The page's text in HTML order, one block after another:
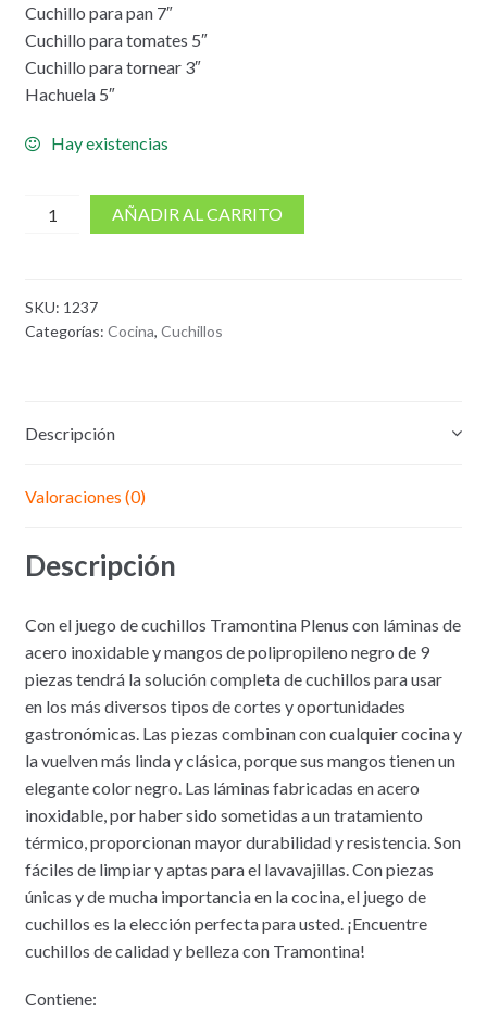
Cuchillo para pan 7″
Cuchillo para tomates 5″
Cuchillo para tornear 3″
Hachuela 5″
Hay existencias
cantidad
cuchillos
Tramontina
Plenus
AÑADIR AL CARRITO
SKU: 1237
Categorías: Cocina, Cuchillos
Descripción
Valoraciones (0)
Descripción
Con el juego de cuchillos Tramontina Plenus con láminas de
acero inoxidable y mangos de polipropileno negro de 9
piezas tendrá la solución completa de cuchillos para usar
en los más diversos tipos de cortes y oportunidades
gastronómicas. Las piezas combinan con cualquier cocina y
la vuelven más linda y clásica, porque sus mangos tienen un
elegante color negro. Las láminas fabricadas en acero
inoxidable, por haber sido sometidas a un tratamiento
térmico, proporcionan mayor durabilidad y resistencia. Son
fáciles de limpiar y aptas para el lavavajillas. Con piezas
únicas y de mucha importancia en la cocina, el juego de
cuchillos es la elección perfecta para usted. ¡Encuentre
cuchillos de calidad y belleza con Tramontina!
Contiene: